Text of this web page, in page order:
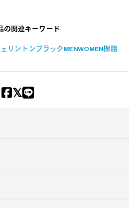
の関連キーワード
リントンブラック MENWOMEN樹脂